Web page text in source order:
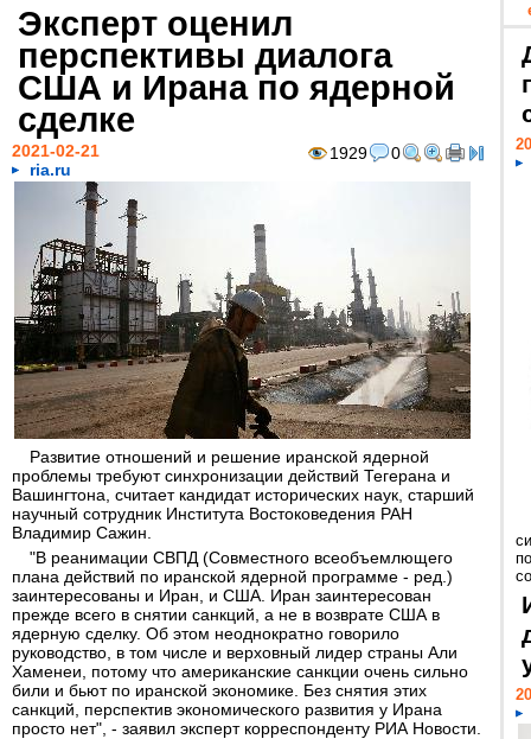
Эксперт оценил
перспективы диалога
США и Ирана по ядерной
сделке
1929 0
2021-02-21
ria.ru
Развитие отношений и решение иранской ядерной
проблемы требуют синхронизации действий Тегерана и
Вашингтона, считает кандидат исторических наук, старший
научный сотрудник Института Востоковедения РАН
Владимир Сажин.
"В реанимации СВПД (Совместного всеобъемлющего
плана действий по иранской ядерной программе - ред.)
заинтересованы и Иран, и США. Иран заинтересован
прежде всего в снятии санкций, а не в возврате США в
ядерную сделку. Об этом неоднократно говорило
руководство, в том числе и верховный лидер страны Али
Хаменеи, потому что американские санкции очень сильно
били и бьют по иранской экономике. Без снятия этих
санкций, перспектив экономического развития у Ирана
просто нет", - заявил эксперт корреспонденту РИА Новости.